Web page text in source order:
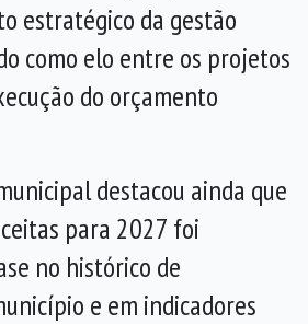
estratégico da gestão
como elo entre os projetos
do orçamento
destacou ainda que
para 2027 foi
no histórico de
e em indicadores